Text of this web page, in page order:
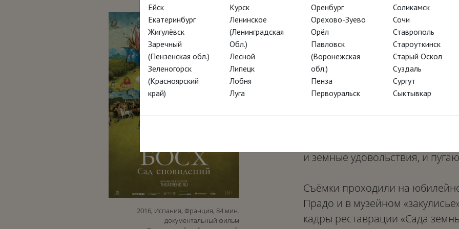
К 500-летию с года смерти
Музей Прадо в Мадриде
Линаресу фильм о
триптихе «Сад земных
спрятанные в этом
искусствоведы и писатели,
мире, созданном художником,
занимает особое место: это
разных створках изображены
и земные удовольствия, и
Съёмки проходили на
Прадо и в музейном
кадры реставрации «Сада
2016, Испания, Франция, 84 мин.
документальный фильм
Ейск
Екатеринбург
Жигулёвск
Заречный
(Пензенская обл.)
Зеленогорск
(Красноярский
край)
Курск
Ленинское
(Ленинградская
Обл.)
Лесной
Липецк
Лобня
Луга
Оренбург
Орехово-Зуево
Орёл
Павловск
(Воронежская
обл.)
Пенза
Первоуральск
Соликамск
Сочи
Ставрополь
Староуткинск
Старый Оскол
Суздаль
Сургут
Сыктывкар